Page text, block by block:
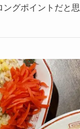
グポイントだと